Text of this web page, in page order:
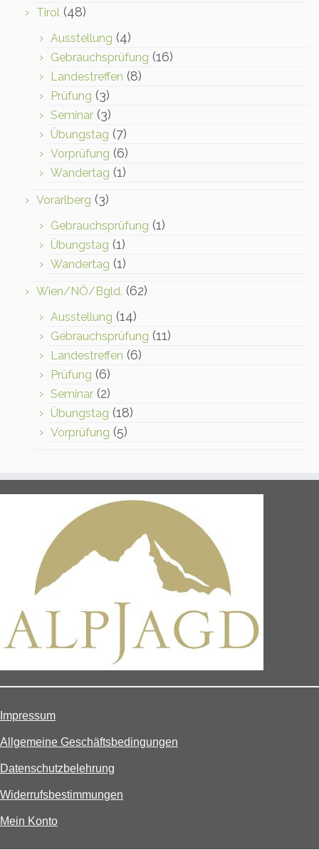
Tirol (48)
Ausstellung (4)
Gebrauchsprüfung (16)
Landestreffen (8)
Prüfung (3)
Seminar (3)
Übungstag (7)
Vorprüfung (6)
Wandertag (1)
Vorarlberg (3)
Gebrauchsprüfung (1)
Übungstag (1)
Wandertag (1)
Wien/NÖ/Bgld. (62)
Ausstellung (14)
Gebrauchsprüfung (11)
Landestreffen (6)
Prüfung (6)
Seminar (2)
Übungstag (18)
Vorprüfung (5)
Impressum
Allgemeine Geschäftsbedingungen
Datenschutzbelehrung
Widerrufsbestimmungen
Mein Konto